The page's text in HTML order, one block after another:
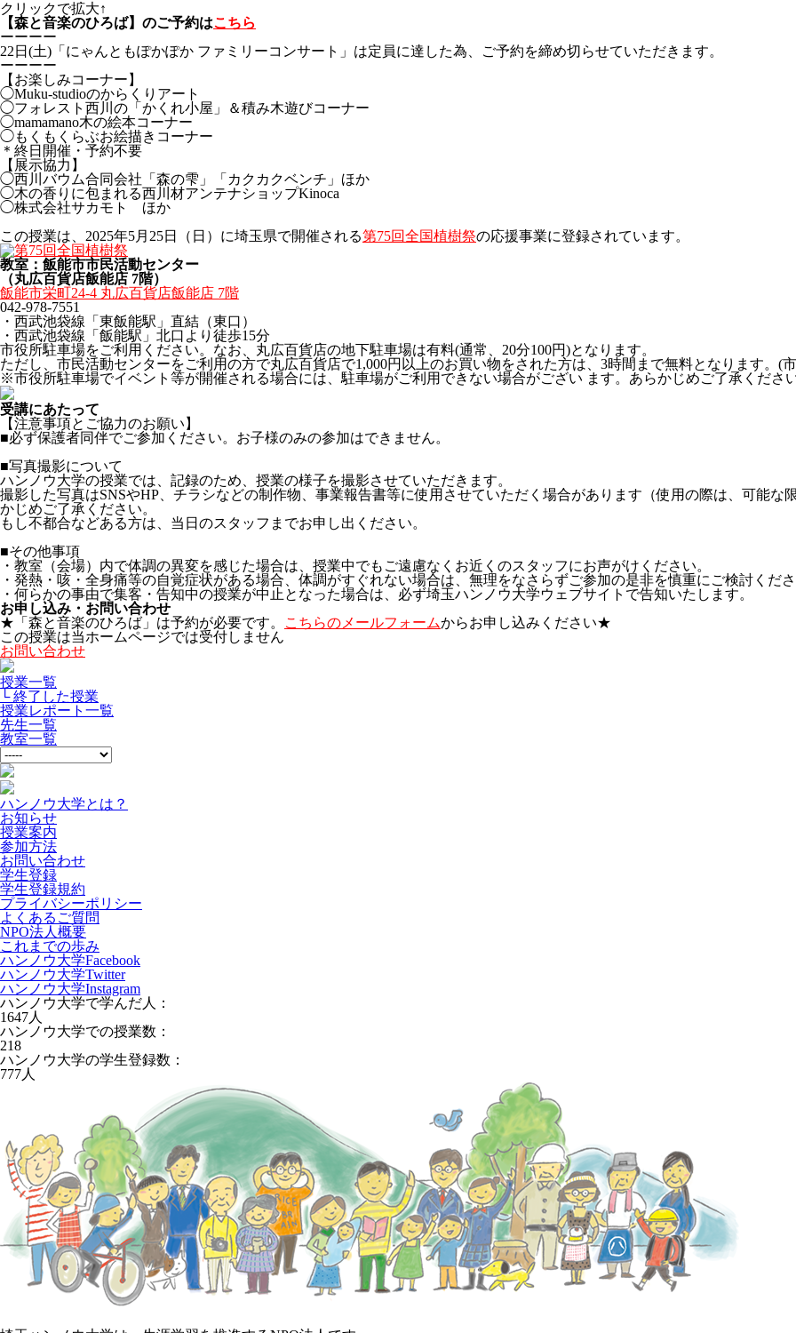
クリックで拡大↑
【森と音楽のひろば】のご予約はこちら
ーーーー
22日(土)「にゃんともぽかぽか ファミリーコンサート」は定員に達した為、ご予約を締め切らせていただきます。
ーーーー
【お楽しみコーナー】
◯Muku-studioのからくりアート
◯フォレスト西川の「かくれ小屋」＆積み木遊びコーナー
◯mamamano木の絵本コーナー
◯もくもくらぶお絵描きコーナー
＊終日開催・予約不要
【展示協力】
◯西川バウム合同会社「森の雫」「カクカクベンチ」ほか
◯木の香りに包まれる西川材アンテナショップKinoca
◯株式会社サカモト ほか
この授業は、2025年5月25日（日）に埼玉県で開催される第75回全国植樹祭の応援事業に登録されています。
教室：飯能市市民活動センター
（丸広百貨店飯能店 7階）
飯能市栄町24-4 丸広百貨店飯能店 7階
042-978-7551
・西武池袋線「東飯能駅」直結（東口）
・西武池袋線「飯能駅」北口より徒歩15分
市役所駐車場をご利用ください。なお、丸広百貨店の地下駐車場は有料(通常、20分100円)となります。
ただし、市民活動センターをご利用の方で丸広百貨店で1,000円以上のお買い物をされた方は、3時間まで無料となります。(
※市役所駐車場でイベント等が開催される場合には、駐車場がご利用できない場合がござい ます。あらかじめご了承くださ
受講にあたって
【注意事項とご協力のお願い】
■必ず保護者同伴でご参加ください。お子様のみの参加はできません。
■写真撮影について
ハンノウ大学の授業では、記録のため、授業の様子を撮影させていただきます。
撮影した写真はSNSやHP、チラシなどの制作物、事業報告書等に使用させていただく場合があります（使用の際は、可能
かじめご了承ください。
もし不都合などある方は、当日のスタッフまでお申し出ください。
■その他事項
・教室（会場）内で体調の異変を感じた場合は、授業中でもご遠慮なくお近くのスタッフにお声がけください。
・発熱・咳・全身痛等の自覚症状がある場合、体調がすぐれない場合は、無理をなさらずご参加の是非を慎重にご検討くだ
・何らかの事由で集客・告知中の授業が中止となった場合は、必ず埼玉ハンノウ大学ウェブサイトで告知いたします。
お申し込み・お問い合わせ
★「森と音楽のひろば」は予約が必要です。
こちらのメールフォームからお申し込みください★
この授業は当ホームページでは受付しません
お問い合わせ
授業一覧
└ 終了した授業
授業レポート一覧
先生一覧
教室一覧
ハンノウ大学とは？
お知らせ
授業案内
参加方法
お問い合わせ
学生登録
学生登録規約
プライバシーポリシー
よくあるご質問
NPO法人概要
これまでの歩み
ハンノウ大学Facebook
ハンノウ大学Twitter
ハンノウ大学Instagram
ハンノウ大学で学んだ人：
1647人
ハンノウ大学での授業数：
218
ハンノウ大学の学生登録数：
777人